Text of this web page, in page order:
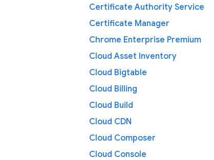
Certificate Authority Service
Certificate Manager
Chrome Enterprise Premium
Cloud Asset Inventory
Cloud Bigtable
Cloud Billing
Cloud Build
Cloud CDN
Cloud Composer
Cloud Console